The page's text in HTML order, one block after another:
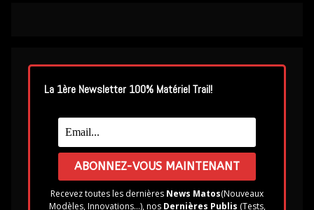
La 1ère Newsletter 100% Matériel Trail!
Recevez toutes les dernières News Matos(Nouveaux
Modèles, Innovations...), nosDernières Publis (Tests,